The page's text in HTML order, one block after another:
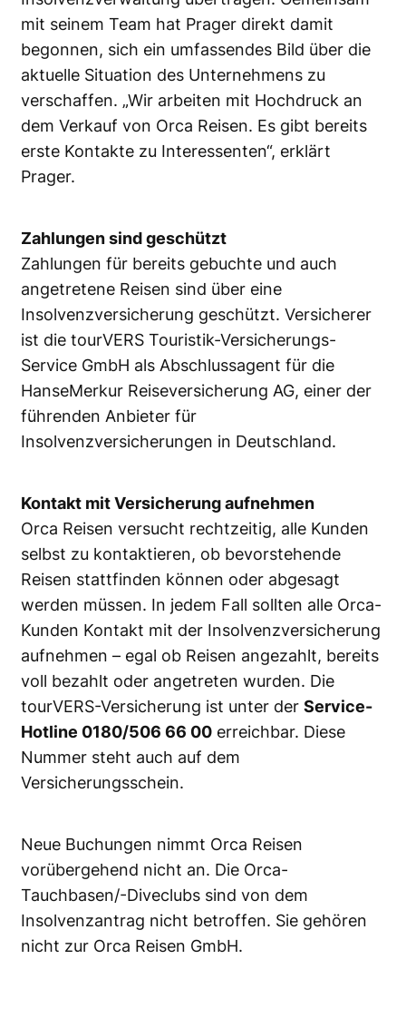
mit seinem Team hat Prager direkt damit
begonnen, sich ein umfassendes Bild über die
aktuelle Situation des Unternehmens zu
verschaffen. „Wir arbeiten mit Hochdruck an
dem Verkauf von Orca Reisen. Es gibt bereits
erste Kontakte zu Interessenten“, erklärt
Prager.
Zahlungen sind geschützt
Zahlungen für bereits gebuchte und auch
angetretene Reisen sind über eine
Insolvenzversicherung geschützt. Versicherer
ist die tourVERS Touristik-Versicherungs-
Service GmbH als Abschlussagent für die
HanseMerkur Reiseversicherung AG, einer der
führenden Anbieter für
Insolvenzversicherungen in Deutschland.
Kontakt mit Versicherung aufnehmen
Orca Reisen versucht rechtzeitig, alle Kunden
selbst zu kontaktieren, ob bevorstehende
Reisen stattfinden können oder abgesagt
werden müssen. In jedem Fall sollten alle Orca-
Kunden Kontakt mit der Insolvenzversicherung
aufnehmen – egal ob Reisen angezahlt, bereits
voll bezahlt oder angetreten wurden. Die
tourVERS-Versicherung ist unter der Service-
Hotline 0180/506 66 00 erreichbar. Diese
Nummer steht auch auf dem
Versicherungsschein.
Neue Buchungen nimmt Orca Reisen
vorübergehend nicht an. Die Orca-
Tauchbasen/-Diveclubs sind von dem
Insolvenzantrag nicht betroffen. Sie gehören
nicht zur Orca Reisen GmbH.